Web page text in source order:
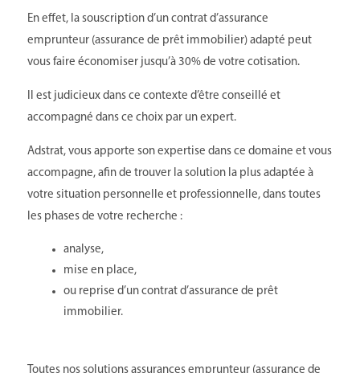
En effet, la souscription d’un contrat d’assurance
emprunteur (assurance de prêt immobilier) adapté peut
vous faire économiser jusqu’à 30% de votre cotisation.
Il est judicieux dans ce contexte d’être conseillé et
accompagné dans ce choix par un expert.
Adstrat, vous apporte son expertise dans ce domaine et vous
accompagne, afin de trouver la solution la plus adaptée à
votre situation personnelle et professionnelle, dans toutes
les phases de votre recherche :
analyse,
mise en place,
ou reprise d’un contrat d’assurance de prêt
immobilier.
Toutes nos solutions assurances emprunteur (assurance de